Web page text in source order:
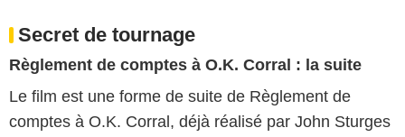
Secret de tournage
Règlement de comptes à O.K. Corral : la suite
Le film est une forme de suite de Règlement de
comptes à O.K. Corral, déjà réalisé par John Sturges